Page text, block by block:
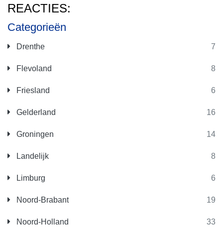
Categorieën
Drenthe 7
Flevoland 8
Friesland 6
Gelderland 16
Groningen 14
Landelijk 8
Limburg 6
Noord-Brabant 19
Noord-Holland 33
REACTIES: